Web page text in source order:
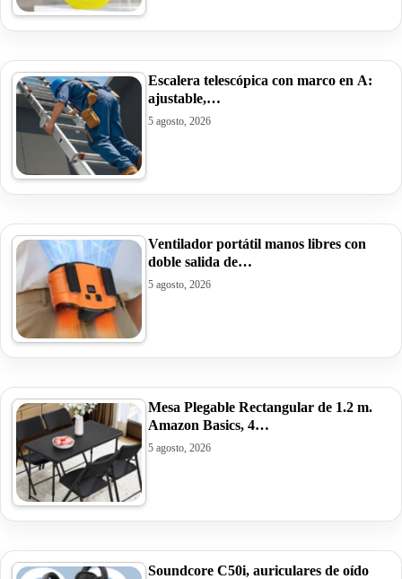
Escalera telescópica con marco en A:
ajustable,…
5 agosto, 2026
Ventilador portátil manos libres con
doble salida de…
5 agosto, 2026
Mesa Plegable Rectangular de 1.2 m.
Amazon Basics, 4…
5 agosto, 2026
Soundcore C50i, auriculares de oído